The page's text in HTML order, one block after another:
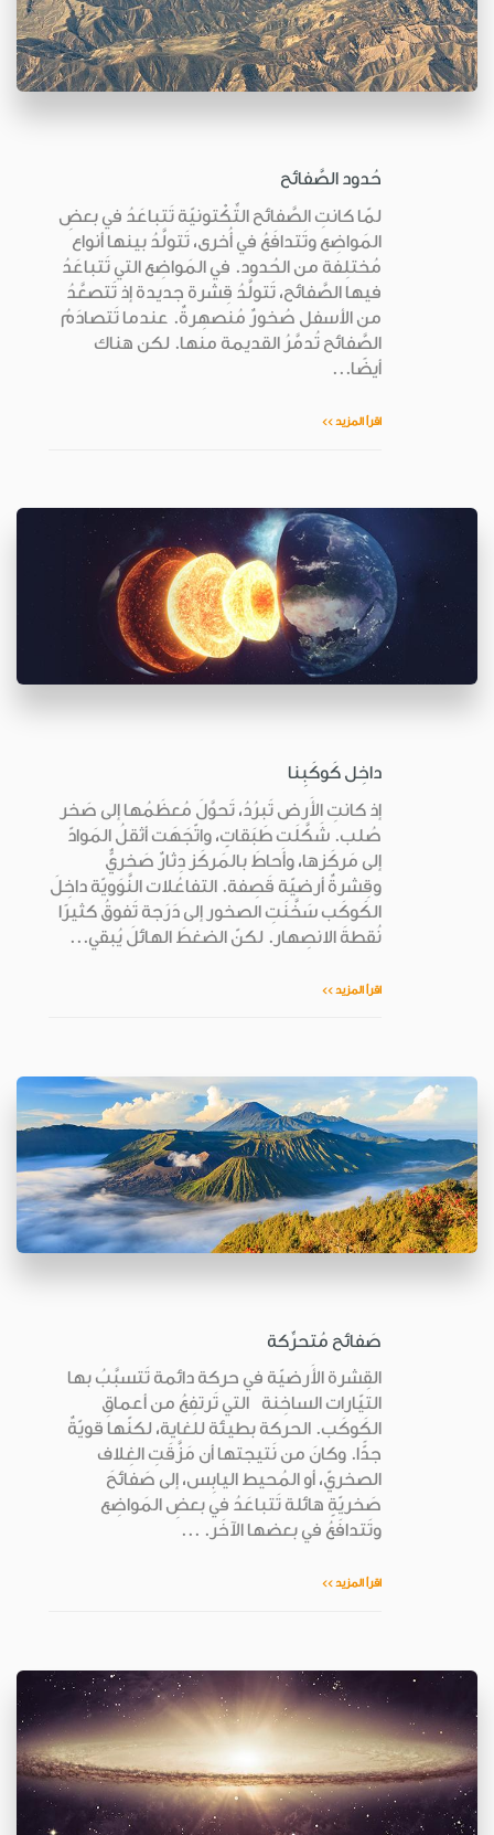
حُدود الصَّفائح
لمّا كانتِ الصَّفائح التِّكْتونيّة تَتباعَدُ في بعضِ
المَواضِع وتَتدافَعُ في أُخرى، تَتولَّدُ بينها أنواع
مُختلِفة من الحُدود. في المَواضِع التي تَتباعَدُ
فيها الصَّفائح، تَتولَّدُ قِشرة جديدة إذ تَتصعَّدُ
من الأسفل صُخورٌ مُنصهِرةٌ. عندما تَتصادَمُ
الصَّفائح تُدمَّرُ القديمة منها. لكن هناك
أيضًا...
اقرأ المزيد >>
داخِل كَوكَبِنا
إذ كانتِ الأَرض تَبرُدُ، تَحوَّلَ مُعظَمُها إلى صَخر
صُلب. شَكَّلَت طَبَقاتٍ، واتّجَهَت أثقلُ المَوادّ
إلى مَركَزها، وأَحاطَ بالمَركَز دِثارٌ صَخريٌّ
وقِشرةٌ أرضيّة قَصِفة. التفاعُلات النَّوَويّة داخِلَ
الكَوكَب سَخَّنَتِ الصخور إلى دَرَجة تَفوقُ كثيرًا
نُقطةَ الانصِهار. لكنّ الضغطَ الهائلَ يُبقي...
اقرأ المزيد >>
صَفائح مُتحرِّكة
القِشرة الأَرضيّة في حركة دائمة تَتسبَّبُ بها
التيّارات الساخِنة التي تَرتفِعُ من أعماقِ
الكَوكَب. الحركة بطيئة للغاية، لكنّها قويّةٌ
جدًّا. وكانَ من نَتيجتها أن مَزَّقَتِ الغِلاف
الصخريّ، أو المُحيط اليابِس، إلى صَفائحَ
صَخريّةٍ هائلة تَتباعَدُ في بعضِ المَواضِع
وتَتدافَعُ في بعضها الآخَر. ...
اقرأ المزيد >>